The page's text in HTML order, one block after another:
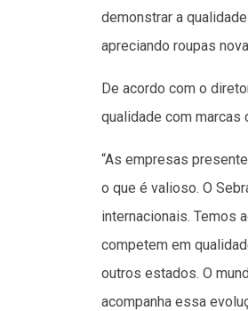
demonstrar a
apreciando roupas
De acordo com o
qualidade com marcas
“As empresas
o que é valioso. O
internacionais. Temos
competem em
outros estados. O
acompanha essa